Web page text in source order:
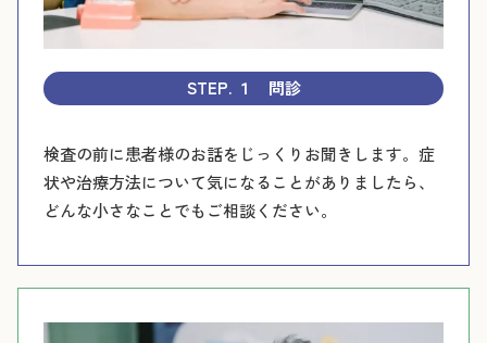
STEP. １ 問診
検査の前に患者様のお話をじっくりお聞きします。症
状や治療方法について気になることがありましたら、
どんな小さなことでもご相談ください。